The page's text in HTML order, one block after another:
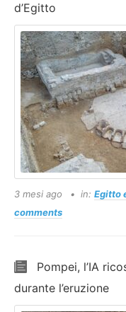
d’Egitto
3 mesi ago in: Egitto
comments
Pompei, l’IA
durante l’eruzione